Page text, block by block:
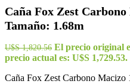
Caña Fox Zest
Tamaño: 1.68m
U$S1,820.56 El precio original
precio actual es: U$S 1,729.53.
Caña Fox Zest Carbono Macizo